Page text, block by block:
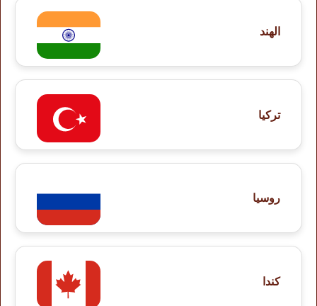
الهند
تركيا
روسيا
كندا